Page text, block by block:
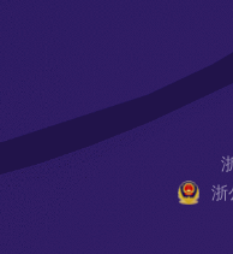
浙